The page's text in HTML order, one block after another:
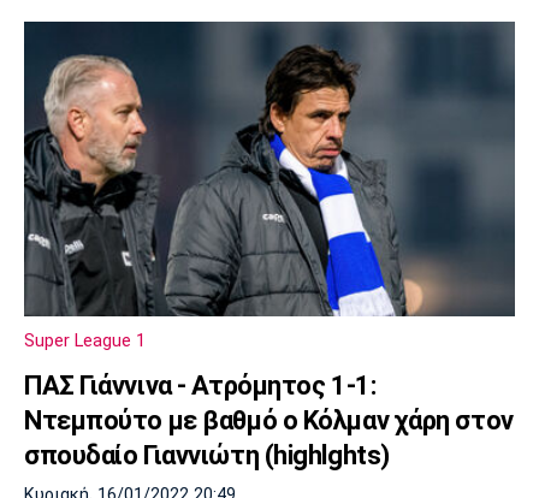
Super League 1
ΠΑΣ Γιάννινα - Ατρόμητος 1-1:
Ντεμπούτο με βαθμό ο Κόλμαν χάρη στον
σπουδαίο Γιαννιώτη (highlghts)